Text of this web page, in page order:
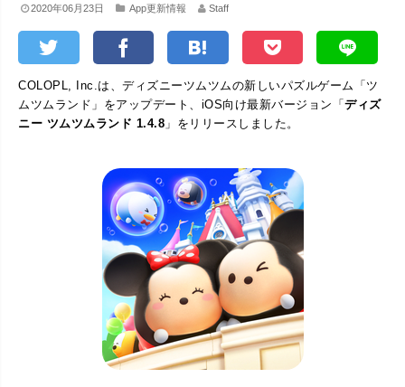
2020年06月23日 App更新情報 Staff
COLOPL, Inc.は、ディズニーツムツムの新しいパズルゲーム「ツ
ムツムランド」をアップデート、iOS向け最新バージョン「ディズ
ニー ツムツムランド 1.4.8 」をリリースしました。